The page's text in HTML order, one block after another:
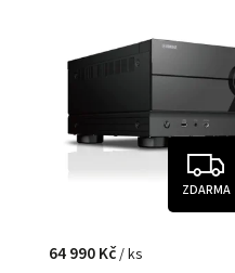
Abecedně
ZDARMA
64 990 Kč/ ks